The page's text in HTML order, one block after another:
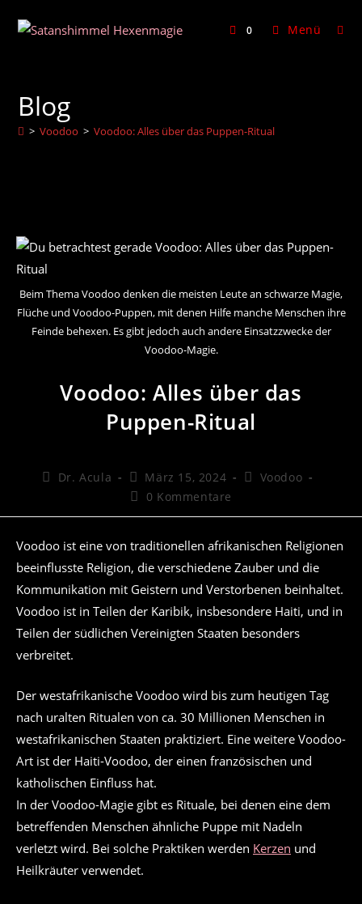
Inhalt
0 Menü
Blog
> Voodoo > Voodoo: Alles über das Puppen-Ritual
Beim Thema Voodoo denken die meisten Leute an schwarze Magie,
Flüche und Voodoo-Puppen, mit denen Hilfe manche Menschen ihre
Feinde behexen. Es gibt jedoch auch andere Einsatzzwecke der
Voodoo-Magie.
Voodoo: Alles über das
Puppen-Ritual
Beitrags-
Dr. Acula
Beitrag
veröffentlicht:
März 15, 2024
Beitrags-
Voodoo
Beitrags-
0 Kommentare
Voodoo ist eine von traditionellen afrikanischen Religionen
beeinflusste Religion, die verschiedene Zauber und die
Kommunikation mit Geistern und Verstorbenen beinhaltet.
Voodoo ist in Teilen der Karibik, insbesondere Haiti, und in
Teilen der südlichen Vereinigten Staaten besonders
verbreitet.
Der westafrikanische Voodoo wird bis zum heutigen Tag
nach uralten Ritualen von ca. 30 Millionen Menschen in
westafrikanischen Staaten praktiziert. Eine weitere Voodoo-
Art ist der Haiti-Voodoo, der einen französischen und
katholischen Einfluss hat.
In der Voodoo-Magie gibt es Rituale, bei denen eine dem
betreffenden Menschen ähnliche Puppe mit Nadeln
verletzt wird. Bei solche Praktiken werden Kerzen und
Heilkräuter verwendet.